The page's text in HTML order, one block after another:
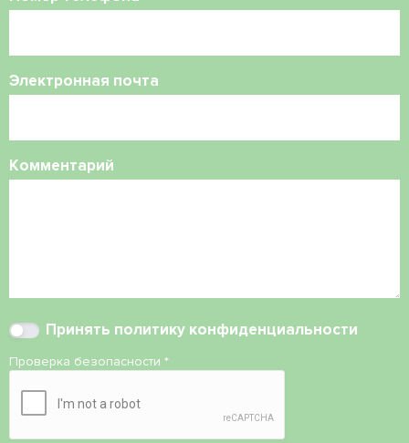
Электронная почта
Комментарий
Принять политику конфиденциальности
Проверка безопасности *